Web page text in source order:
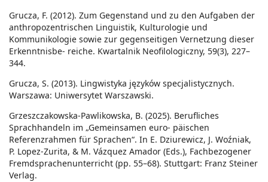
Grucza, F. (2012). Zum Gegenstand und zu den Aufgaben der
anthropozentrischen Linguistik, Kulturologie und
Kommunikologie sowie zur gegenseitigen Vernetzung dieser
Erkenntnisbe- reiche. Kwartalnik Neofilologiczny, 59(3), 227–
344.
Grucza, S. (2013). Lingwistyka języków specjalistycznych.
Warszawa: Uniwersytet Warszawski.
Grzeszczakowska-Pawlikowska, B. (2025). Berufliches
Sprachhandeln im „Gemeinsamen euro- päischen
Referenzrahmen für Sprachen“. In E. Dziurewicz, J. Woźniak,
P. Lopez-Zurita, & M. Vázquez Amador (Eds.), Fachbezogener
Fremdsprachenunterricht (pp. 55–68). Stuttgart: Franz Steiner
Verlag.